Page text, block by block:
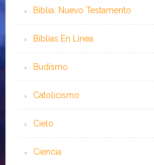
Biblia: Nuevo Testamento
Bíblias En Línea
Budismo
Catolicismo
Cielo
Ciencia